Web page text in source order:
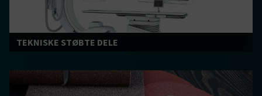
TEKNISKE STØBTE DELE